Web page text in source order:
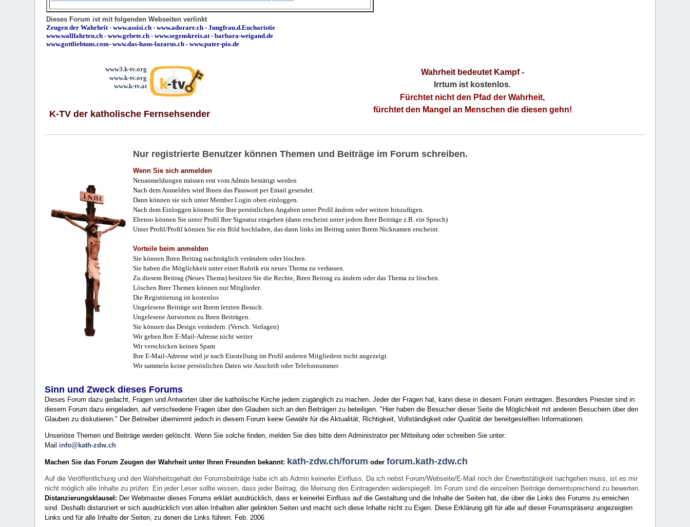
Dieses Forum ist mit folgenden Webseiten verlinkt
Zeugen der Wahrheit-www.assisi.ch -www.adorare.ch -Jungfrau.d.Eucharistie
www.wallfahrten.ch -www.gebete.ch -www.segenskreis.at-barbara-weigand.de
www.gottliebtuns.com-www.das-haus-lazarus.ch - www.pater-pio.de
www3.k-tv.org
www.k-tv.org
www.k-tv.at
K-TV der katholische Fernsehsender
Wahrheit bedeutet Kampf-
Irrtum ist kostenlos.
Fürchtet nicht den Pfad der Wahrheit,
fürchtet den Mangel an Menschen die diesen gehn!
Nur registrierte Benutzer können Themen und Beiträge im Forum schreiben.
Wenn Sie sich anmelden
Neuanmeldungen müssen erst vom Admin bestätigt werden
Nach dem Anmelden wird Ihnen das Passwort per Email gesendet.
Dann können sie sich unter Member Login oben einloggen.
Nach dem Einloggen können Sie Ihre persönlichen Angaben unter Profil ändern oder weitere hinzufügen.
Ebenso können Sie unter Profil Ihre Signatur eingeben (dann erscheint unter jedem Ihrer Beiträge z.B. ein Spruch)
Unter Profil/Profil können Sie ein Bild hochladen, das dann links im Beitrag unter Ihrem Nicknamen erscheint.
Vorteile beim anmelden
Sie können Ihren Beitrag nachträglich verändern oder löschen.
Sie haben die Möglichkeit unter einer Rubrik ein neues Thema zu verfassen.
Zu diesem Beitrag (Neues Thema) besitzen Sie die Rechte, Ihren Beitrag zu ändern oder das Thema zu löschen.
Löschen Ihrer Themen können nur Mitglieder.
Die Registrierung ist kostenlos
Ungelesene Beiträge seit Ihrem letzten Besuch.
Ungelesene Antworten zu Ihren Beiträgen.
Sie können das Design verändern. (Versch. Vorlagen)
Wir geben Ihre E-Mail-Adresse nicht weiter
Wir verschicken keinen Spam
Ihre E-Mail-Adresse wird je nach Einstellung im Profil anderen Mitgliedern nicht angezeigt.
Wir sammeln keine persönlichen Daten wie Anschrift oder Telefonnummer
Sinn und Zweck dieses Forums
Dieses Forum dazu gedacht, Fragen und Antworten über die katholische Kirche jedem zugänglich zu machen. Jeder der Fragen hat, kann diese in diesem Forum eintragen. Besonders Priester sind in
diesem Forum dazu eingeladen, auf verschiedene Fragen über den Glauben sich an den Beiträgen zu beteiligen. "Hier haben die Besucher dieser Seite die Möglichkeit mit anderen Besuchern über den
Glauben zu diskutieren." Der Betreiber übernimmt jedoch in diesem Forum keine Gewähr für die Aktualität, Richtigkeit, Vollständigkeit oder Qualität der bereitgestellten Informationen.
Unseriöse Themen und Beiträge werden gelöscht. Wenn Sie solche finden, melden Sie dies bitte dem Administrator per Mitteilung oder schreiben Sie unter:
Mail info@kath-zdw.ch
Machen Sie das Forum Zeugen der Wahrheit unter Ihren Freunden bekannt: kath-zdw.ch/forum oderforum.kath-zdw.ch
Auf die Veröffentlichung und den Wahrheitsgehalt der Forumsbeiträge habe ich als Admin keinerlei Einfluss. Da ich nebst Forum/Webseite/E-Mail noch der Erwerbstätigkeit nachgehen muss, ist es mir
nicht möglich alle Inhalte zu prüfen. Ein jeder Leser sollte wissen, dass jeder Beitrag, die Meinung des Eintragenden widerspiegelt. Im Forum sind die einzelnen Beiträge dementsprechend zu bewerten.
Distanzierungsklausel: Der Webmaster dieses Forums erklärt ausdrücklich, dass er keinerlei Einfluss auf die Gestaltung und die Inhalte der Seiten hat, die über die Links des Forums zu erreichen
sind. Deshalb distanziert er sich ausdrücklich von allen Inhalten aller gelinkten Seiten und macht sich diese Inhalte nicht zu Eigen. Diese Erklärung gilt für alle auf dieser Forumspräsenz angezeigten
Links und für alle Inhalte der Seiten, zu denen die Links führen. Feb. 2006